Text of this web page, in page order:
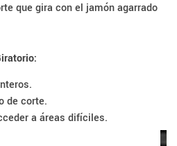
que gira con el jamón agarrado
de corte.
a áreas difíciles.